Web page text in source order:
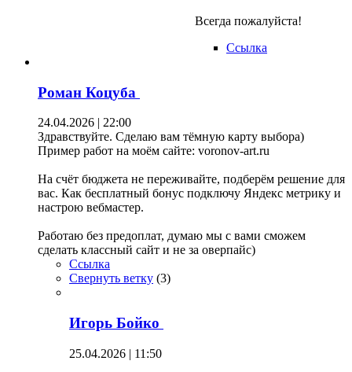
Всегда пожалуйста!
Ссылка
Роман Коцуба
24.04.2026 | 22:00
Здравствуйте. Сделаю вам тёмную карту выбора)
Пример работ на моём сайте: voronov-art.ru
На счёт бюджета не переживайте, подберём решение для
вас. Как бесплатный бонус подключу Яндекс метрику и
настрою вебмастер.
Работаю без предоплат, думаю мы с вами сможем
сделать классный сайт и не за оверпайс)
Ссылка
Свернуть ветку (3)
Игорь Бойко
25.04.2026 | 11:50